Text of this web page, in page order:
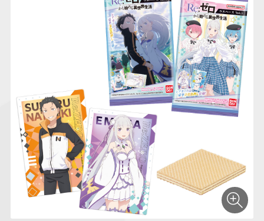
仮面ライダーシリー
ズ
プリキュアシリーズ
ガンダムシリーズ
ドラゴンボール
キャラパキ
チョコサプ
にふぉるめーしょん
＆スクエアシール
ポケモンキッズ